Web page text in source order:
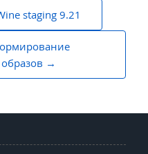
staging 9.21